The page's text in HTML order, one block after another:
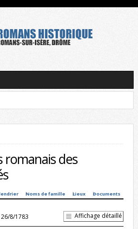
romanais des
Noms de famille Lieux Documents
8/1783 Affichage détaillé